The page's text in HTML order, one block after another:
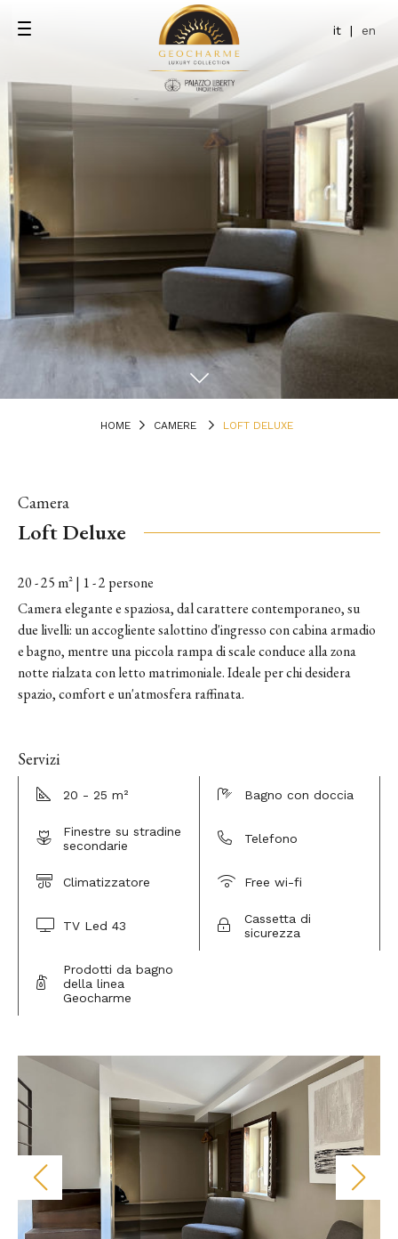
it | en
HOME CAMERE LOFT DELUXE
Camera
Loft Deluxe
20 - 25 m² | 1 - 2 persone
Camera elegante e spaziosa, dal carattere contemporaneo, su
due livelli: un accogliente salottino d'ingresso con cabina armadio
e bagno, mentre una piccola rampa di scale conduce alla zona
notte rialzata con letto matrimoniale. Ideale per chi desidera
spazio, comfort e un'atmosfera raffinata.
Servizi
20 - 25 m² Bagno con doccia
Finestre su stradine
secondarie
Telefono
Climatizzatore Free wi-fi
TV Led 43
Cassetta di
sicurezza
Prodotti da bagno
della linea
Geocharme